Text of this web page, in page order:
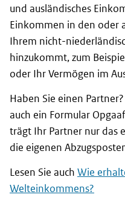
und ausländisches
Einkommen in den oder
Ihrem nicht-
hinzukommt, zum
oder Ihr Vermögen im
Haben Sie einen
auch ein Formular
trägt Ihr Partner nur das
die eigenen
Lesen Sie auch Wie
Welteinkommens?